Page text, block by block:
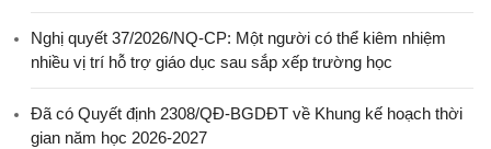
Nghị quyết 37/2026/NQ-CP: Một người có thể kiêm nhiệm
nhiều vị trí hỗ trợ giáo dục sau sắp xếp trường học
Đã có Quyết định 2308/QĐ-BGDĐT về Khung kế hoạch thời
gian năm học 2026-2027